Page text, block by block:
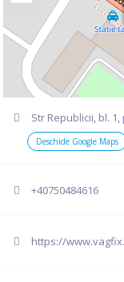
Str Republicii, bl.
Deschide Google Maps
+40750484616
https://